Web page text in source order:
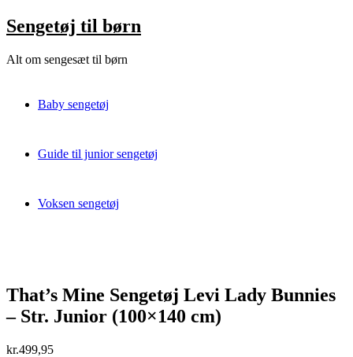
Skip
to
Sengetøj til børn
Alt om sengesæt til børn
Baby sengetøj
Guide til junior sengetøj
Voksen sengetøj
That’s Mine Sengetøj Levi Lady Bunnies
– Str. Junior (100×140 cm)
kr.499,95